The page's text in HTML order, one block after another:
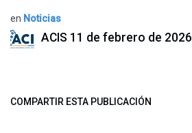
en Noticias
ACIS 11 de febrero de 2026
COMPARTIR ESTA PUBLICACIÓN